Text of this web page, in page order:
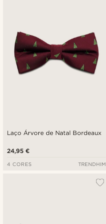
Laço Árvore de Natal Bordeaux
24,95 €
4 CORES TRENDHIM